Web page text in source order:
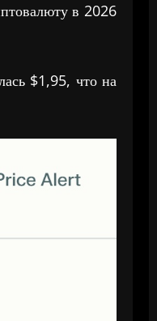
в 2026
$1,95, что на